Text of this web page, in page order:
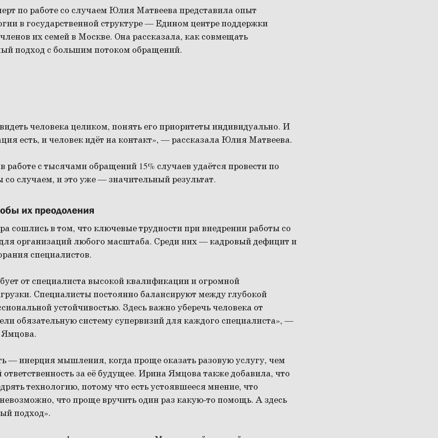
по работе со случаем Юлия Матвеева представила опыт
в государственной структуре — Едином центре поддержки
их семей в Москве. Она рассказала, как совмещать
подход с большим потоком обращений.
человека целиком, понять его приоритеты индивидуально. И
есть, и человек идёт на контакт», — рассказала Юлия Матвеева.
работе с тысячами обращений 15% случаев удаётся провести по
со случаем, и это уже — значительный результат.
их преодоления
сошлись в том, что ключевые трудности при внедрении работы со
организаций любого масштаба. Среди них — кадровый дефицит и
специалистов.
от специалиста высокой квалификации и огромной
Специалисты постоянно балансируют между глубокой
устойчивостью. Здесь важно уберечь человека от
обязательную систему супервизий для каждого специалиста», —
— инерция мышления, когда проще оказать разовую услугу, чем
ответственность за её будущее. Ирина Ямцова также добавила, что
технологию, потому что есть устоявшееся мнение, что
что проще вручить один раз какую-то помощь. А здесь
подход».